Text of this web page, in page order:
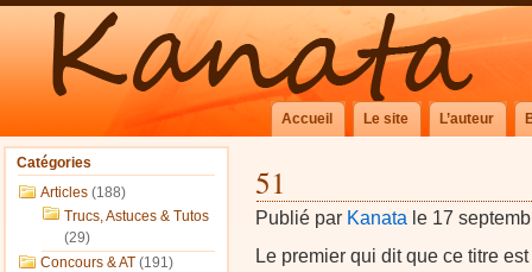
Accueil Le site L’auteur
Catégories
Articles (188)
Trucs, Astuces & Tutos
(29)
Concours & AT (191)
51
Publié par Kanata le 17
Le premier qui dit que ce titre